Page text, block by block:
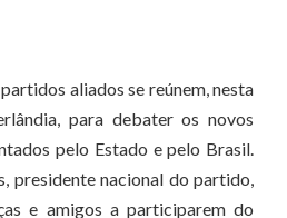
aliados se reúnem, nesta
para debater os novos
pelo Estado e pelo Brasil.
presidente nacional do partido,
e amigos a participarem do